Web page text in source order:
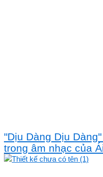
"Dịu Dàng Dịu
trong âm nhạc của